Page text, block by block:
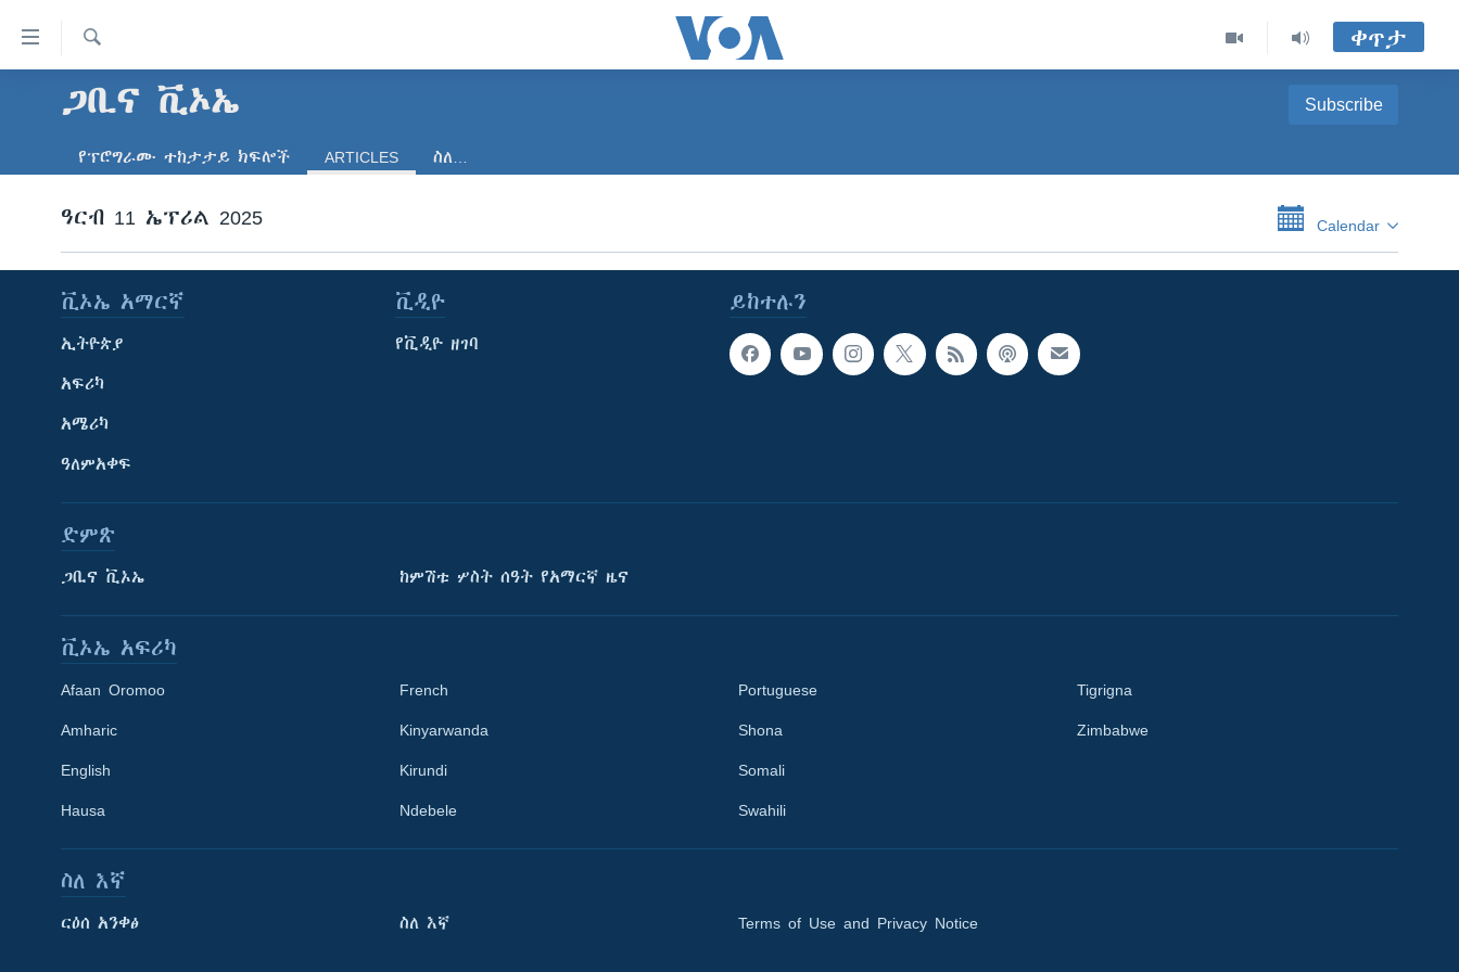
የመሥሪያ
ማገናኛዎች
ይዘት
አፍሪካ
ዓለምአቀፍ
አሜሪካ
መካከለኛው ምሥራቅ
ጋቢና ቪኦኤ
ከምሽቱ ሦስት ሰዓት የአማርኛ ዜና
ቪዲዮ
የፎቶ መድብሎች
ክምችት
ቀጥታ
ጋቢና ቪኦኤ Subscribe
ይድረሰኝ / ይላክልኝ
የፕሮግራሙ ተከታታይ ክፍሎች ARTICLES ስለ…
ዓርብ 11 ኤፕሪል 2025 Calendar
ይከተሉን
ቪኦኤ አማርኛ
ኢትዮጵያ
አፍሪካ
አሜሪካ
ዓለምአቀፍ
ቪዲዮ
የቪዲዮ ዘገባ
ድምጽ
ጋቢና ቪኦኤ ከምሽቱ ሦስት ሰዓት የአማርኛ ዜና
ቪኦኤ አፍሪካ
Afaan Oromoo
Amharic
English
Hausa
French
Kinyarwanda
Kirundi
Ndebele
Portuguese
Shona
Somali
Swahili
Tigrigna
Zimbabwe
ስለ እኛ
ርዕሰ አንቀፅ ስለ እኛ Terms of Use and Privacy Notice